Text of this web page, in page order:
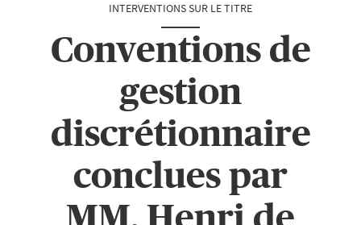
INTERVENTIONS SUR LE TITRE
Conventions de
gestion
discrétionnaire
conclues par